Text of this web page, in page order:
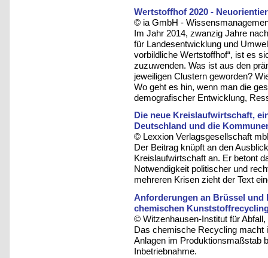
Wertstoffhof 2020 -
© ia GmbH -
Im Jahr 2014, zwanzig Jahre
für Landesentwicklung und
vorbildliche Wertstoffhof“, ist es
zuzuwenden. Was ist aus den
jeweiligen Clustern geworden?
Wo geht es hin, wenn man die
demografischer Entwicklung,
Die neue Kreislaufwirtschaft,
Deutschland und die
© Lexxion Verlagsgesellschaft
Der Beitrag knüpft an den
Kreislaufwirtschaft an. Er betont
Notwendigkeit politischer und
mehreren Krisen zieht der Text
Anforderungen an Brüssel
chemischen
© Witzenhausen-Institut für
Das chemische Recycling macht
Anlagen im Produktionsmaßstab
Inbetriebnahme.